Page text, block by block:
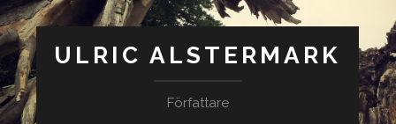
ULRIC ALSTERMARK
Författare